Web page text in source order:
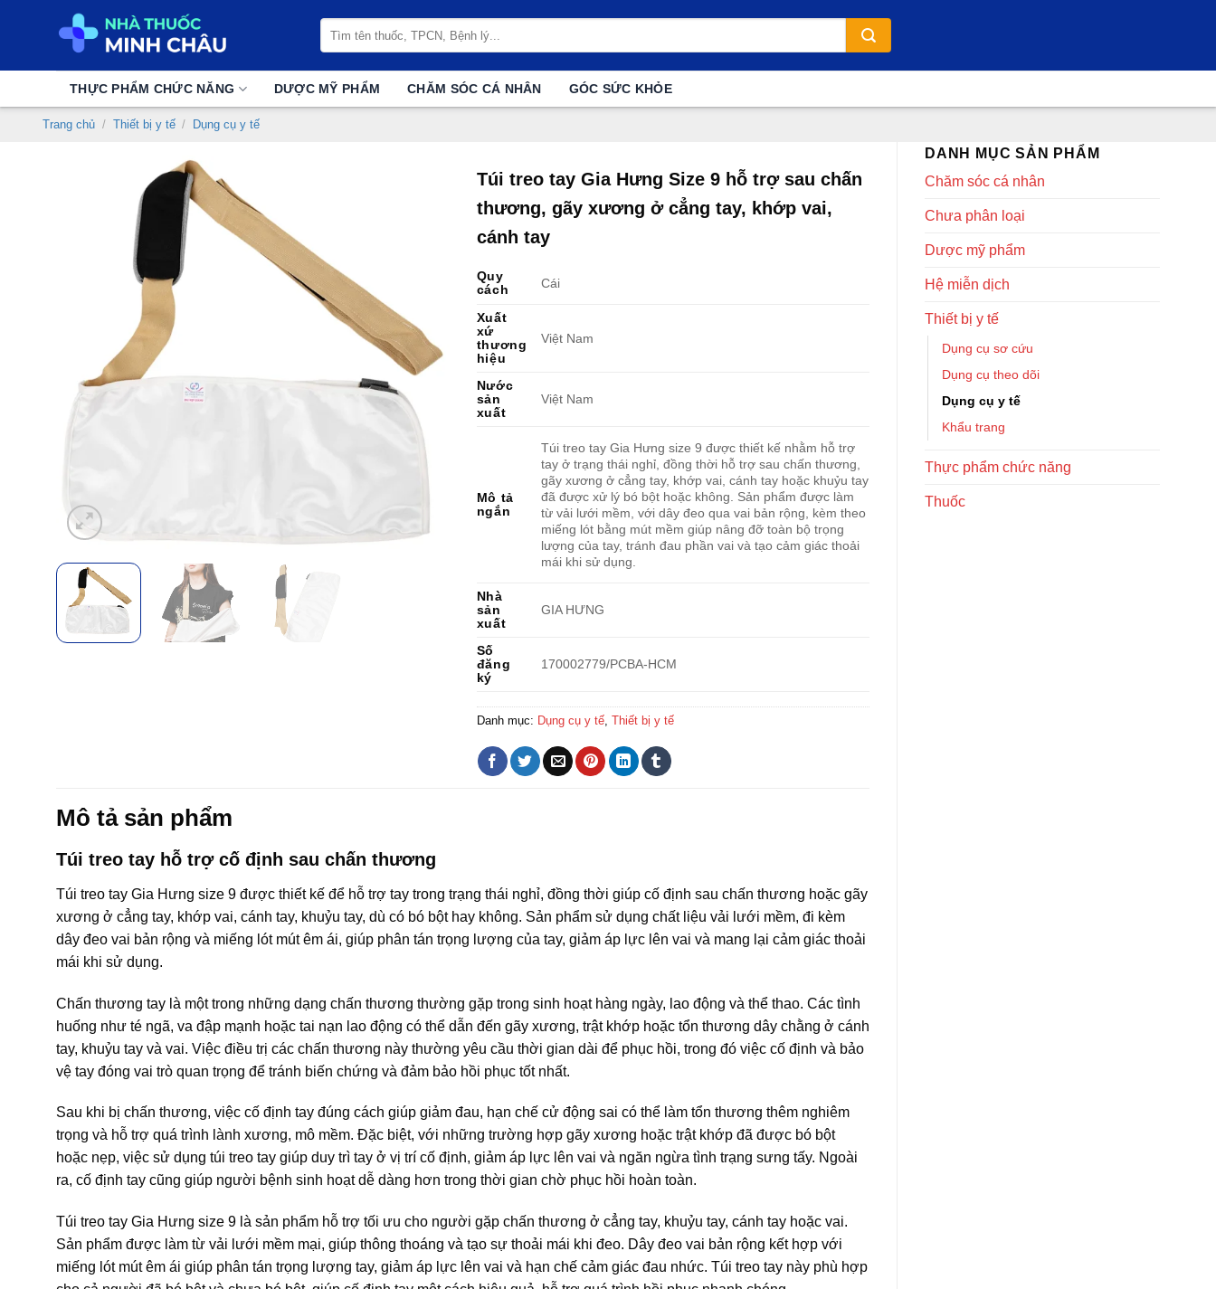
kiếm:
THỰC PHẨM CHỨC NĂNG DƯỢC MỸ PHẨM CHĂM SÓC CÁ NHÂN GÓC SỨC KHỎE
Trang chủ / Thiết bị y tế / Dụng cụ y tế
DANH MỤC SẢN PHẨM
Chăm sóc cá nhân
Chưa phân loại
Dược mỹ phẩm
Hệ miễn dịch
Thiết bị y tế
Dụng cụ sơ cứu
Dụng cụ theo dõi
Dụng cụ y tế
Khẩu trang
Thực phẩm chức năng
Thuốc
Túi treo tay Gia Hưng Size 9 hỗ trợ sau chấn
thương, gãy xương ở cẳng tay, khớp vai,
cánh tay
Quy
cách
Cái
Xuất
xứ
thương
hiệu
Việt Nam
Nước
sản
xuất
Việt Nam
Mô tả
ngắn
Túi treo tay Gia Hưng size 9 được thiết kế nhằm hỗ trợ
tay ở trạng thái nghỉ, đồng thời hỗ trợ sau chấn thương,
gãy xương ở cẳng tay, khớp vai, cánh tay hoặc khuỷu tay
đã được xử lý bó bột hoặc không. Sản phẩm được làm
từ vải lưới mềm, với dây đeo qua vai bản rộng, kèm theo
miếng lót bằng mút mềm giúp nâng đỡ toàn bộ trọng
lượng của tay, tránh đau phần vai và tạo cảm giác thoải
mái khi sử dụng.
Nhà
sản
xuất
GIA HƯNG
Số
đăng
ký
170002779/PCBA-HCM
Danh mục: Dụng cụ y tế, Thiết bị y tế
Mô tả sản phẩm
Túi treo tay hỗ trợ cố định sau chấn thương
Túi treo tay Gia Hưng size 9 được thiết kế để hỗ trợ tay trong trạng thái nghỉ, đồng thời giúp cố định sau chấn thương hoặc gãy
xương ở cẳng tay, khớp vai, cánh tay, khuỷu tay, dù có bó bột hay không. Sản phẩm sử dụng chất liệu vải lưới mềm, đi kèm
dây đeo vai bản rộng và miếng lót mút êm ái, giúp phân tán trọng lượng của tay, giảm áp lực lên vai và mang lại cảm giác thoải
mái khi sử dụng.
Chấn thương tay là một trong những dạng chấn thương thường gặp trong sinh hoạt hàng ngày, lao động và thể thao. Các tình
huống như té ngã, va đập mạnh hoặc tai nạn lao động có thể dẫn đến gãy xương, trật khớp hoặc tổn thương dây chằng ở cánh
tay, khuỷu tay và vai. Việc điều trị các chấn thương này thường yêu cầu thời gian dài để phục hồi, trong đó việc cố định và bảo
vệ tay đóng vai trò quan trọng để tránh biến chứng và đảm bảo hồi phục tốt nhất.
Sau khi bị chấn thương, việc cố định tay đúng cách giúp giảm đau, hạn chế cử động sai có thể làm tổn thương thêm nghiêm
trọng và hỗ trợ quá trình lành xương, mô mềm. Đặc biệt, với những trường hợp gãy xương hoặc trật khớp đã được bó bột
hoặc nẹp, việc sử dụng túi treo tay giúp duy trì tay ở vị trí cố định, giảm áp lực lên vai và ngăn ngừa tình trạng sưng tấy. Ngoài
ra, cố định tay cũng giúp người bệnh sinh hoạt dễ dàng hơn trong thời gian chờ phục hồi hoàn toàn.
Túi treo tay Gia Hưng size 9 là sản phẩm hỗ trợ tối ưu cho người gặp chấn thương ở cẳng tay, khuỷu tay, cánh tay hoặc vai.
Sản phẩm được làm từ vải lưới mềm mại, giúp thông thoáng và tạo sự thoải mái khi đeo. Dây đeo vai bản rộng kết hợp với
miếng lót mút êm ái giúp phân tán trọng lượng tay, giảm áp lực lên vai và hạn chế cảm giác đau nhức. Túi treo tay này phù hợp